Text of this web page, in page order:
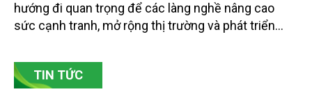
hướng đi quan trọng để các làng nghề nâng cao
sức cạnh tranh, mở rộng thị trường và phát triển
Bắc Ninh, nhiều nghệ nhân và cơ sở sản xuất đã
chủ động đổi mới tư duy, đầu tư công nghệ, xây
TIN TỨC